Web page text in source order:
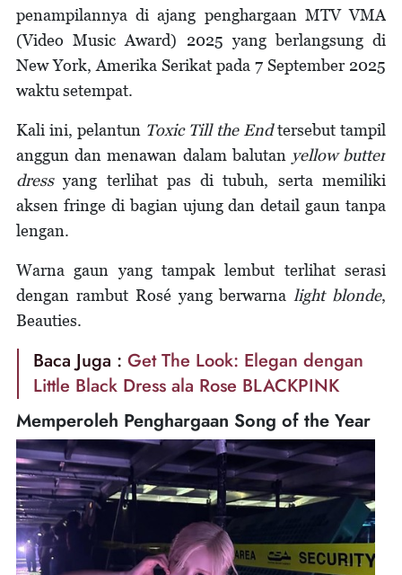
penampilannya di ajang penghargaan MTV VMA
(Video Music Award) 2025 yang berlangsung di
New York, Amerika Serikat pada 7 September 2025
waktu setempat.
Kali ini, pelantun Toxic Till the Endtersebut tampil
anggun dan menawan dalam balutan yellow butter
dressyang terlihat pas di tubuh, serta memiliki
aksen fringe di bagian ujung dan detail gaun tanpa
lengan.
Warna gaun yang tampak lembut terlihat serasi
dengan rambut Rosé yang berwarna light blonde,
Beauties.
Baca Juga : Get The Look: Elegan dengan
Little Black Dress ala Rose BLACKPINK
Memperoleh Penghargaan Song of the Year